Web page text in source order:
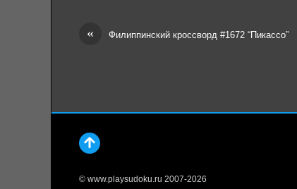
« Филиппинский кроссворд #1672 “Пикассо”
© www.playsudoku.ru 2007-2026